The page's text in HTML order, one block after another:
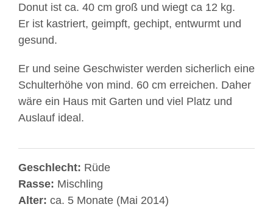
Donut ist ca. 40 cm groß und wiegt ca 12 kg.
Er ist kastriert, geimpft, gechipt, entwurmt und
gesund.
Er und seine Geschwister werden sicherlich eine
Schulterhöhe von mind. 60 cm erreichen. Daher
wäre ein Haus mit Garten und viel Platz und
Auslauf ideal.
Geschlecht: Rüde
Rasse: Mischling
Alter: ca. 5 Monate (Mai 2014)